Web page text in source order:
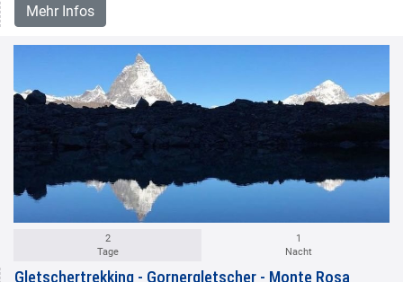
Mehr Infos
2
Tage
1
Nacht
Gletschertrekking - Gornergletscher - Monte Rosa